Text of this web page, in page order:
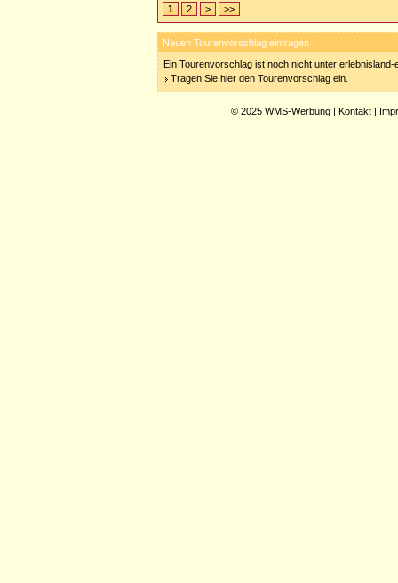
1 2 > >>
Neuen Tourenvorschlag eintragen
Ein Tourenvorschlag ist noch nicht unter
Tragen Sie hier den Tourenvorschlag ein.
© 2025 WMS-Werbung | Kontakt |